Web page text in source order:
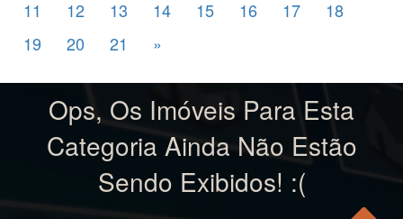
11
12 13 14 15 16 17
18
19
20 21 »
Ops, Os Imóveis Para Esta
Categoria Ainda Não Estão
Sendo Exibidos! :(